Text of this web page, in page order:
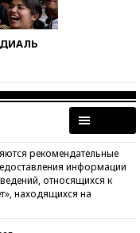
рекомендательные
информации
относящихся к
находящихся на